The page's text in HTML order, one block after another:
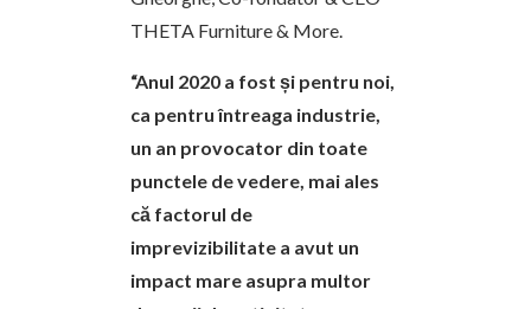
THETA Furniture & More.
“Anul 2020 a fost și pentru noi,
ca pentru întreaga industrie,
un an provocator din toate
punctele de vedere, mai ales
că factorul de
imprevizibilitate a avut un
impact mare asupra multor